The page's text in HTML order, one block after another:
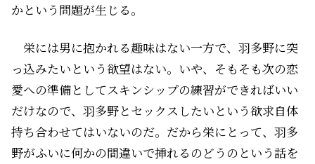
かという問題が生じる。
栄には男に抱かれる趣味はない一方で、羽多野に突
っ込みたいという欲望はない。いや、そもそも次の恋
愛への準備としてスキンシップの練習ができればいい
だけなので、羽多野とセックスしたいという欲求自体
持ち合わせてはいないのだ。だから栄にとって、羽多
野がふいに何かの間違いで挿れるのどうのという話を